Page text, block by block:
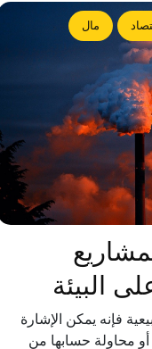
مال
البيئة
فإنه يمكن الإشارة
أو محاولة حسابها من